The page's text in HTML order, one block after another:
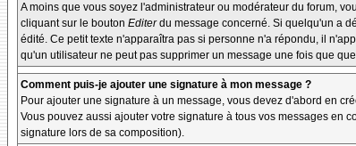
A moins que vous soyez l'administrateur ou modérateur du forum,
cliquant sur le bouton Editerdu message concerné. Si quelqu'un a
édité. Ce petit texte n'apparaîtra pas si personne n'a répondu, il
qu'un utilisateur ne peut pas supprimer un message une fois que
Comment puis-je ajouter une signature à mon message ?
Pour ajouter une signature à un message, vous devez d'abord en
Vous pouvez aussi ajouter votre signature à tous vos messages en
signature lors de sa composition).